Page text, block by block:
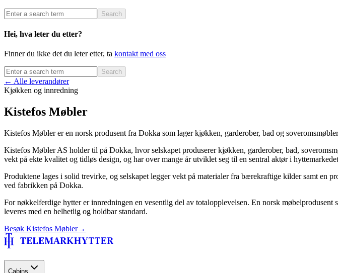
Search
Hei, hva leter du etter?
Finner du ikke det du leter etter, ta kontakt med oss
Search
← Alle leverandører
Kjøkken og innredning
Kistefos Møbler
Kistefos Møbler er en norsk produsent fra Dokka som lager kjøkken, garderober, bad og
Kistefos Møbler AS holder til på Dokka, hvor selskapet produserer kjøkken, garderober, bad,
vekt på ekte kvalitet og tidløs design, og har over mange år utviklet seg til en sentral aktør i
Produktene lages i solid trevirke, og selskapet legger vekt på materialer fra bærekraftige kilder samt
ved fabrikken på Dokka.
For nøkkelferdige hytter er innredningen en vesentlig del av totalopplevelsen. En norsk
leveres med en helhetlig og holdbar standard.
Besøk Kistefos Møbler→
Cabins